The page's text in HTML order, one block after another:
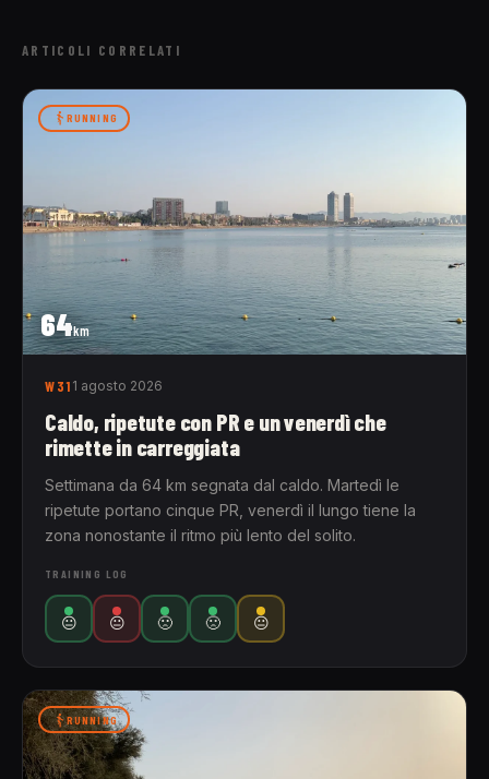
ARTICOLI CORRELATI
64km
RUNNING
W31 1 agosto 2026
Caldo, ripetute con PR e un venerdì che
rimette in carreggiata
Settimana da 64 km segnata dal caldo. Martedì le
ripetute portano cinque PR, venerdì il lungo tiene la
zona nonostante il ritmo più lento del solito.
TRAINING LOG
😐 😐 🙁 🙁 😐
RUNNING